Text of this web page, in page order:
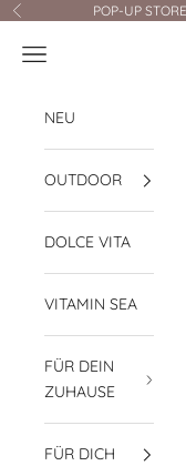
Zum Inhalt springen
Zurück POP-UP
Navigationsmenü
NEU
OUTDOOR
DOLCE VITA
VITAMIN SEA
FÜR DEIN
ZUHAUSE
FÜR DICH